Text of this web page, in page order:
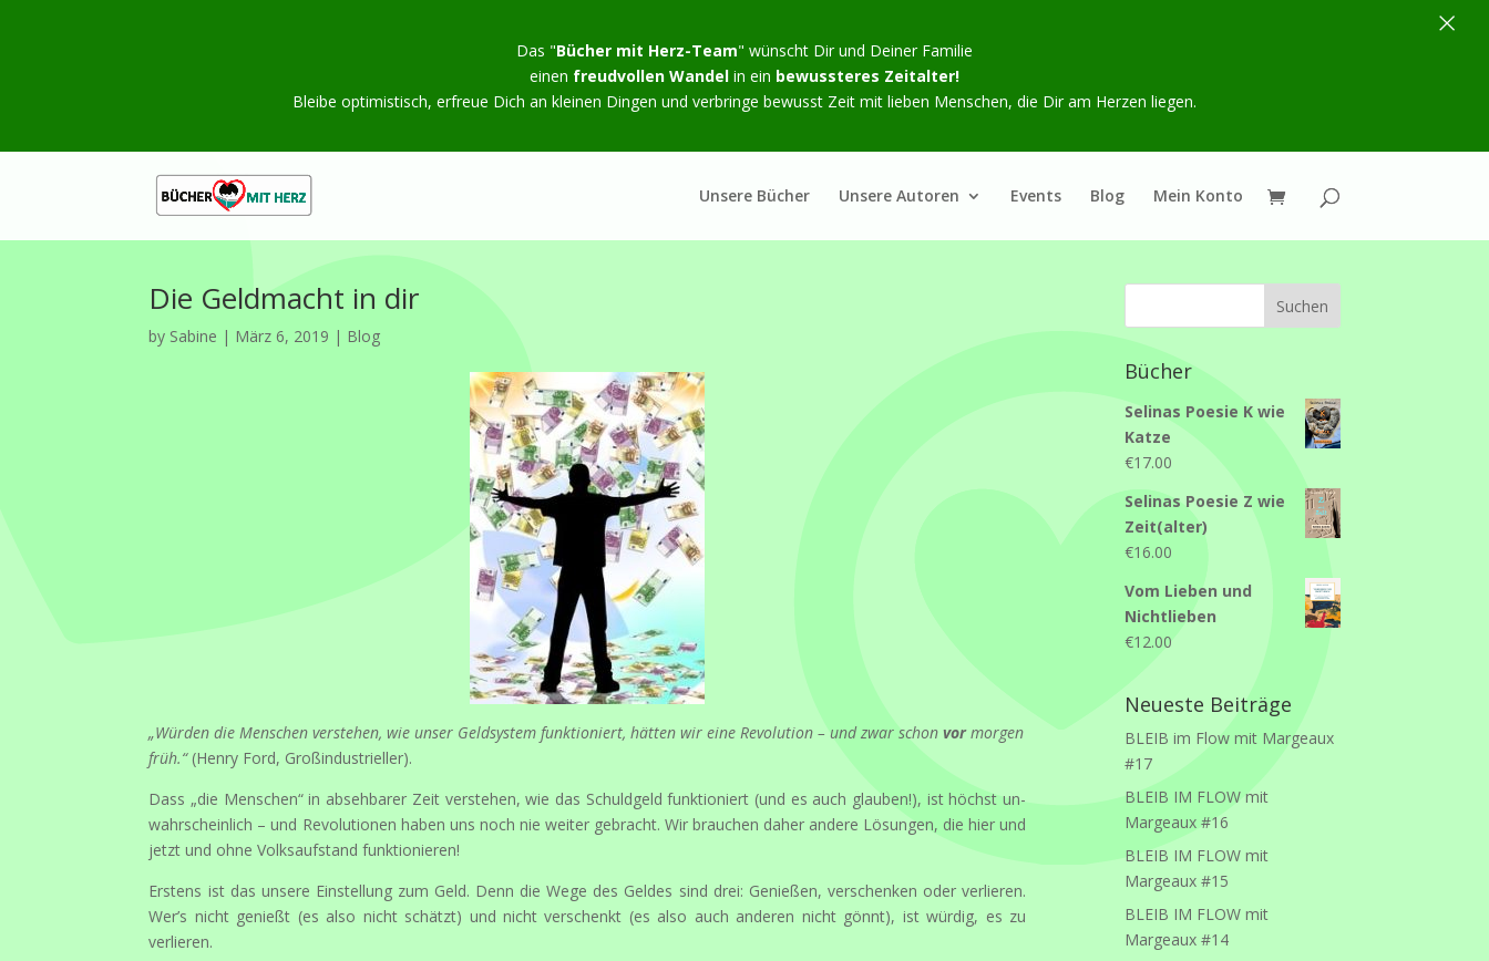
Unsere Bücher Unsere Autoren Events Blog Mein Konto
Die Geldmacht in dir
by Sabine | März 6, 2019 | Blog
„Würden die Menschen verstehen, wie unser Geldsystem funktioniert, hätten wir eine Revolution – und zwar schonvormorgen
früh.“(Henry Ford, Großindustrieller).
Dass „die Menschen“ in absehbarer Zeit verstehen, wie das Schuldgeld funktioniert (und es auch glauben!), ist höchst un­
wahrscheinlich – und Revolutionen haben uns noch nie weiter gebracht. Wir brauchen daher andere Lösungen, die hier und
jetzt und ohne Volksaufstand funktionieren!
Erstens ist das unsere Einstellung zum Geld. Denn die Wege des Geldes sind drei: Genießen, verschenken oder verlieren.
Wer’s nicht genießt (es also nicht schätzt) und nicht verschenkt (es also auch anderen nicht gönnt), ist würdig, es zu
verlieren.
Bücher
Selinas Poesie K wie
Katze
€17.00
Selinas Poesie Z wie
Zeit(alter)
€16.00
Vom Lieben und
Nichtlieben
€12.00
Neueste Beiträge
BLEIB im Flow mit Margeaux
#17
BLEIB IM FLOW mit
Margeaux #16
BLEIB IM FLOW mit
Margeaux #15
BLEIB IM FLOW mit
Margeaux #14
Das "Bücher mit Herz-Team" wünscht Dir und Deiner Familie
einen freudvollen Wandel in ein bewussteres Zeitalter!
Bleibe optimistisch, erfreue Dich an kleinen Dingen und verbringe bewusst Zeit mit lieben Menschen, die Dir am Herzen liegen.
×